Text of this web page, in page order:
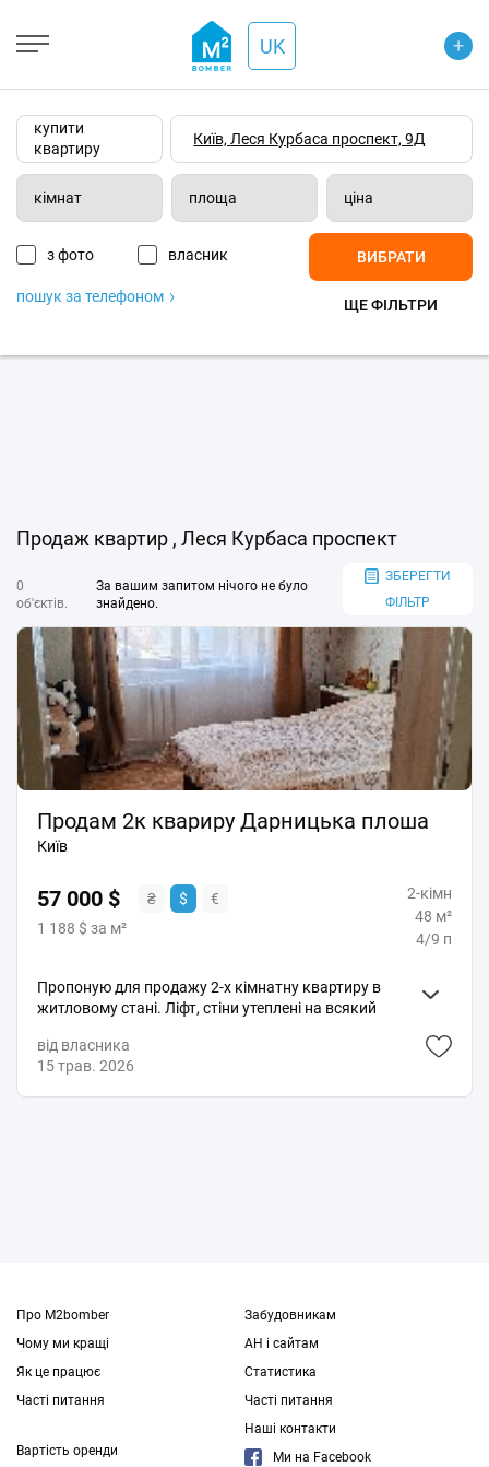
UK +
купити
квартиру
кімнат площа ціна
з фото власник
пошук за телефоном ЩЕ ФІЛЬТРИ
ВИБРАТИ
Продаж квартир , Леся Курбаса проспект
0
об'єктів.
За вашим запитом нічого не було
знайдено.
ЗБЕРЕГТИ
ФІЛЬТР
Продам 2к квариру Дарницька плоша
Київ
57 000 $ ₴ $
€
1 188 $ за м²
2-кімн
48 м²
4/9 п
Пропоную для продажу 2-х кімнатну квартиру в
житловому стані. Ліфт, стіни утеплені на всякий
куточок Києва. Комунікації замінені, невисокі
комунальні платежі. Навколо зелена територія,
від власника
15 трав. 2026
Open Street
Wiki-карта
Супутник
Транспорт
+
−
Про M2bomber
Чому ми кращі
Як це працює
Часті питання
Вартість оренди
Забудовникам
АН і сайтам
Статистика
Часті питання
Наші контакти
Ми на Facebook